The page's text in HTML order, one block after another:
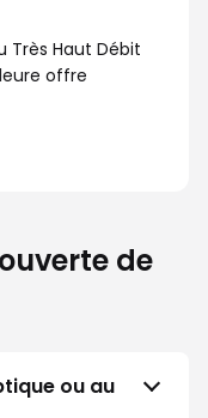
Très Haut Débit
offre
de
ou au